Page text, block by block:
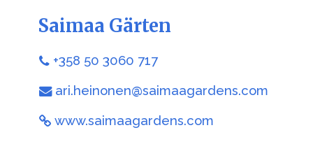
Saimaa Gärten
+358 50 3060 717
ari.heinonen@saimaagardens.com
www.saimaagardens.com